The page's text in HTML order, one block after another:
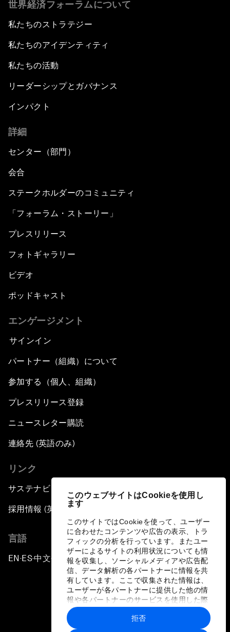
このウェブサイトはCookieを使用し
ます
このサイトではCookieを使って、ユーザー
に合わせたコンテンツや広告の表示、トラ
フィックの分析を行っています。またユー
ザーによるサイトの利用状況についても情
報を収集し、ソーシャルメディアや広告配
信、データ解析の各パートナーに情報を共
有しています。ここで収集された情報は、
ユーザーが各パートナーに提供した他の情
報や各パートナーのサービスを使用した際
に収集された情報と組み合わされ、各パー
トナーによって使用されることがありま
す。
拒否
世界経済フォーラムについて
私たちのストラテジー
私たちのアイデンティティ
私たちの活動
リーダーシップとガバナンス
インパクト
詳細
センター（部門）
会合
ステークホルダーのコミュニティ
「フォーラム・ストーリー」
プレスリリース
フォトギャラリー
ビデオ
ポッドキャスト
エンゲージメント
サインイン
パートナー（組織）について
参加する（個人、組織）
プレスリリース登録
ニュースレター購読
連絡先 (英語のみ)
リンク
サステナビリティへの取り組み
採用情報 (英語のみ)
言語
EN ▪ES▪中文▪ 日本語
プライバシーポリシーと利用規約